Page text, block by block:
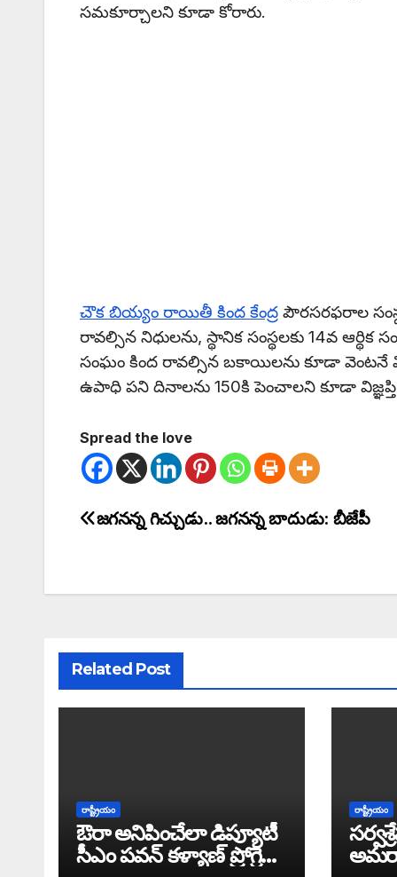
సమకూర్చాలని కూడా కోరారు.
చౌక బియ్యం రాయితీ కింద కేంద్ర పౌరసరఫరాల
రావల్సిన నిధులను, స్థానిక సంస్థలకు 14వ ఆర్థిక
సంఘం కింద రావల్సిన బకాయిలను కూడా వెంటనే
ఉపాధి పని దినాలను 150కి పెంచాలని కూడా
Spread the love
జగనన్న గిచ్చుడు.. జగనన్న బాదుడు: బీజేపీ
Related Post
రాష్ట్రీయం
ఔరా అనిపించేలా డిప్యూటీ
సీఎం పవన్ కళ్యాణ్ ప్రోగ్రెస్
రాష్ట్రీయం